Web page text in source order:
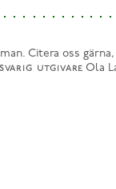
Citera oss
utgivare Ola